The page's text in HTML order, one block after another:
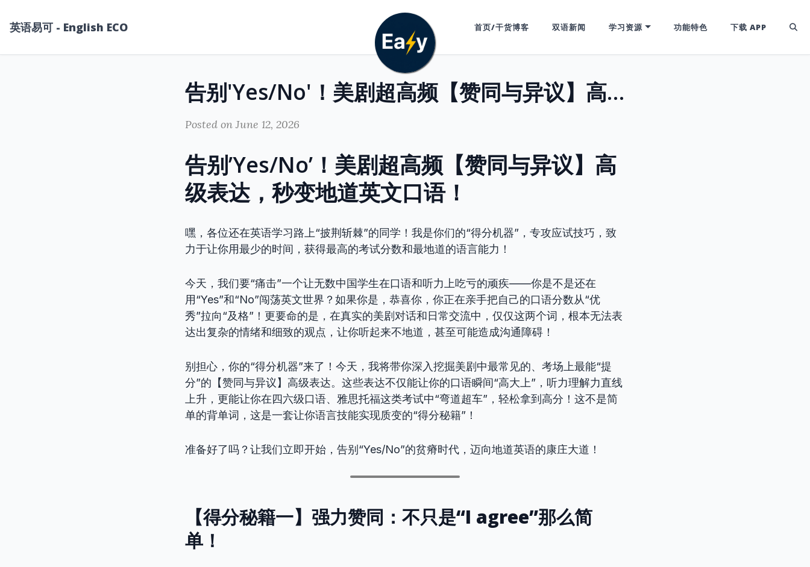
英语易可 - English ECO 首页/干货博客 双语新闻 学习资源 功能特色 下载 APP
告别'Yes/No'！美剧超高频【赞同与异议】高级表达，秒变地道英文口语！
Posted on June 12, 2026
告别’Yes/No’！美剧超高频【赞同与异议】高
级表达，秒变地道英文口语！
嘿，各位还在英语学习路上“披荆斩棘”的同学！我是你们的“得分机器”，专攻应试技巧，致
力于让你用最少的时间，获得最高的考试分数和最地道的语言能力！
今天，我们要“痛击”一个让无数中国学生在口语和听力上吃亏的顽疾——你是不是还在
用“Yes”和“No”闯荡英文世界？如果你是，恭喜你，你正在亲手把自己的口语分数从“优
秀”拉向“及格”！更要命的是，在真实的美剧对话和日常交流中，仅仅这两个词，根本无法表
达出复杂的情绪和细致的观点，让你听起来不地道，甚至可能造成沟通障碍！
别担心，你的“得分机器”来了！今天，我将带你深入挖掘美剧中最常见的、考场上最能“提
分”的【赞同与异议】高级表达。这些表达不仅能让你的口语瞬间“高大上”，听力理解力直线
上升，更能让你在四六级口语、雅思托福这类考试中“弯道超车”，轻松拿到高分！这不是简
单的背单词，这是一套让你语言技能实现质变的“得分秘籍”！
准备好了吗？让我们立即开始，告别“Yes/No”的贫瘠时代，迈向地道英语的康庄大道！
【得分秘籍一】强力赞同：不只是“I agree”那么简
单！